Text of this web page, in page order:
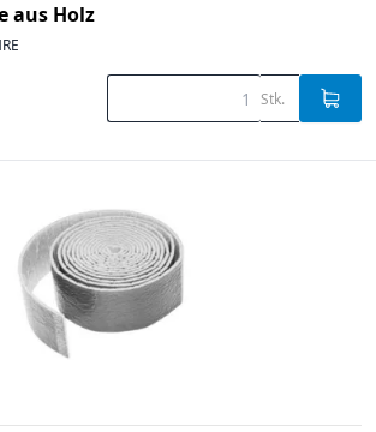
aus Holz
Stk.